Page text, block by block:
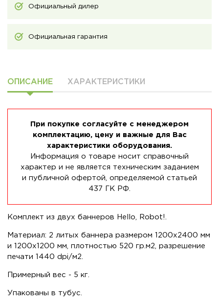
Официальный дилер
Официальная гарантия
ОПИСАНИЕ ХАРАКТЕРИСТИКИ
При покупке согласуйте с менеджером
комплектацию, цену и важные для Вас
характеристики оборудования.
Информация о товаре носит справочный
характер и не является техническим заданием
и публичной офертой, определяемой статьей
437 ГК РФ.
Комплект из двух баннеров Hello, Robot!.
Материал: 2 литых баннера размером 1200х2400 мм
и 1200х1200 мм, плотностью 520 гр.м2, разрешение
печати 1440 dpi/м2.
Примерный вес - 5 кг.
Упакованы в тубус.